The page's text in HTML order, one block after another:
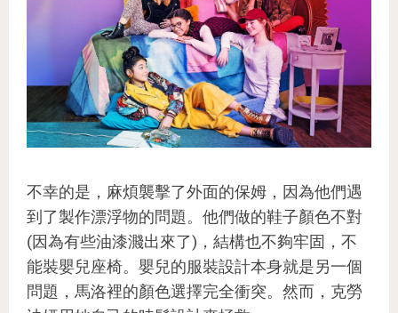
不幸的是，麻煩襲擊了外面的保姆，因為他們遇
到了製作漂浮物的問題。他們做的鞋子顏色不對
(因為有些油漆濺出來了)，結構也不夠牢固，不
能裝嬰兒座椅。嬰兒的服裝設計本身就是另一個
問題，馬洛裡的顏色選擇完全衝突。然而，克勞